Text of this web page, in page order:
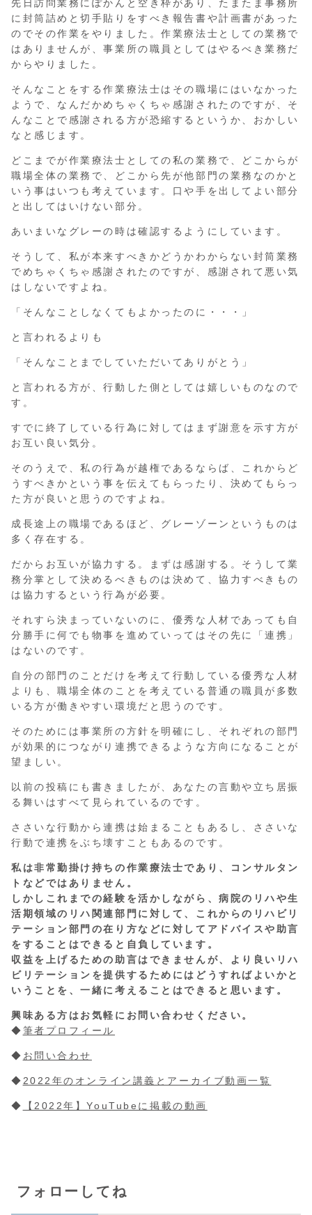
先日訪問業務にぽかんと空き枠があり、たまたま事務所
に封筒詰めと切手貼りをすべき報告書や計画書があった
のでその作業をやりました。作業療法士としての業務で
はありませんが、事業所の職員としてはやるべき業務だ
からやりました。
そんなことをする作業療法士はその職場にはいなかった
ようで、なんだかめちゃくちゃ感謝されたのですが、そ
んなことで感謝される方が恐縮するというか、おかしい
なと感じます。
どこまでが作業療法士としての私の業務で、どこからが
職場全体の業務で、どこから先が他部門の業務なのかと
いう事はいつも考えています。口や手を出してよい部分
と出してはいけない部分。
あいまいなグレーの時は確認するようにしています。
そうして、私が本来すべきかどうかわからない封筒業務
でめちゃくちゃ感謝されたのですが、感謝されて悪い気
はしないですよね。
「そんなことしなくてもよかったのに・・・」
と言われるよりも
「そんなことまでしていただいてありがとう」
と言われる方が、行動した側としては嬉しいものなので
す。
すでに終了している行為に対してはまず謝意を示す方が
お互い良い気分。
そのうえで、私の行為が越権であるならば、これからど
うすべきかという事を伝えてもらったり、決めてもらっ
た方が良いと思うのですよね。
成長途上の職場であるほど、グレーゾーンというものは
多く存在する。
だからお互いが協力する。まずは感謝する。そうして業
務分掌として決めるべきものは決めて、協力すべきもの
は協力するという行為が必要。
それすら決まっていないのに、優秀な人材であっても自
分勝手に何でも物事を進めていってはその先に「連携」
はないのです。
自分の部門のことだけを考えて行動している優秀な人材
よりも、職場全体のことを考えている普通の職員が多数
いる方が働きやすい環境だと思うのです。
そのためには事業所の方針を明確にし、それぞれの部門
が効果的につながり連携できるような方向になることが
望ましい。
以前の投稿にも書きましたが、あなたの言動や立ち居振
る舞いはすべて見られているのです。
ささいな行動から連携は始まることもあるし、ささいな
行動で連携をぶち壊すこともあるのです。
私は非常勤掛け持ちの作業療法士であり、コンサルタン
トなどではありません。
しかしこれまでの経験を活かしながら、病院のリハや生
活期領域のリハ関連部門に対して、これからのリハビリ
テーション部門の在り方などに対してアドバイスや助言
をすることはできると自負しています。
収益を上げるための助言はできませんが、より良いリハ
ビリテーションを提供するためにはどうすればよいかと
いうことを、一緒に考えることはできると思います。
興味ある方はお気軽にお問い合わせください。
◆筆者プロフィール
◆ お問い合わせ
◆ 2022年のオンライン講義とアーカイブ動画一覧
◆ 【2022年】YouTubeに掲載の動画
フォローしてね